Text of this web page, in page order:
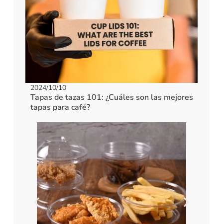
2024/10/10
Tapas de tazas 101: ¿Cuáles son las mejores
tapas para café?